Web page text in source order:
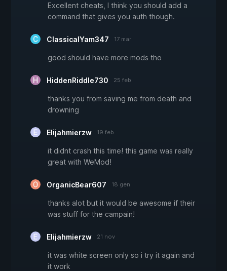
Excellent cheats, I think you should add a
command that gives you auth though.
ClassicalYam347 17 mar
good should have more mods tho
HiddenRiddle730 25 feb
thanks you from saving me from death and
drowning
Elijahmierzw 19 feb
it didnt crash this time! this game was really
great with WeMod!
OrganicBear607 18 gen
thanks alot but it would be awesome if their
was stuff for the campain!
Elijahmierzw 21 nov
it was white screen only so i try it again and
it work